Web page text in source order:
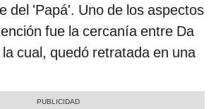
del 'Papá'. Uno de los aspectos
fue la cercanía entre Da
cual, quedó retratada en una